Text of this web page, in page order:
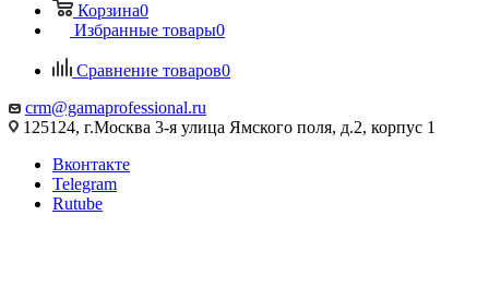
Корзина0
Избранные товары0
Сравнение товаров0
crm@gamaprofessional.ru
125124, г.Москва 3-я улица Ямского поля, д.2, корпус 1
Вконтакте
Telegram
Rutube